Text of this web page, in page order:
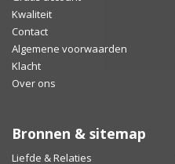
Kwaliteit
Contact
Algemene voorwaarden
Klacht
Over ons
Bronnen & sitemap
Liefde & Relaties